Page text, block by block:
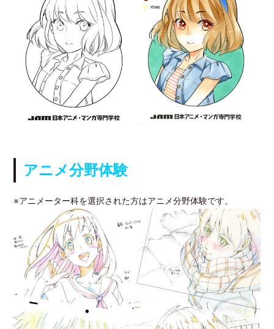
アニメ分野体験
※アニメーター科を選択された方はアニメ分野体験です。